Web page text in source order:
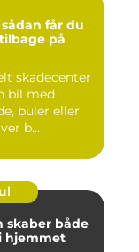
på
skadecenter
bil med
buler eller
b...
skaber både
hjemmet